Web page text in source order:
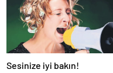
Sesinize iyi bakın!